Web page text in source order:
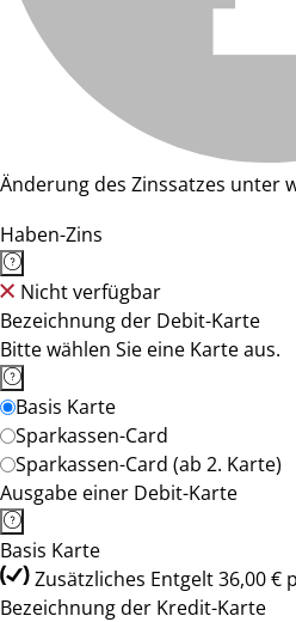
Änderung des Zinssatzes unter
Haben-Zins
Nicht verfügbar
Bezeichnung der Debit-Karte
Bitte wählen Sie eine Karte aus.
Basis Karte
Sparkassen-Card
Sparkassen-Card (ab 2. Karte)
Ausgabe einer Debit-Karte
Basis Karte
Zusätzliches Entgelt 36,00 €
Bezeichnung der Kredit-Karte